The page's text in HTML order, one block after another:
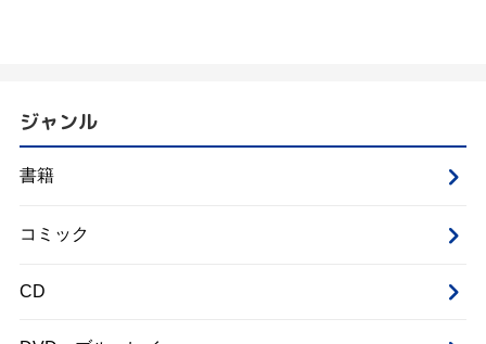
ジャンル
書籍
コミック
CD